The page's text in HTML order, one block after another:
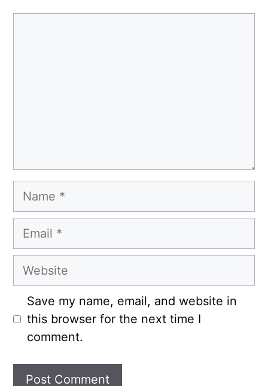
Name
Email
Website
Save my name, email, and website in
this browser for the next time I
comment.